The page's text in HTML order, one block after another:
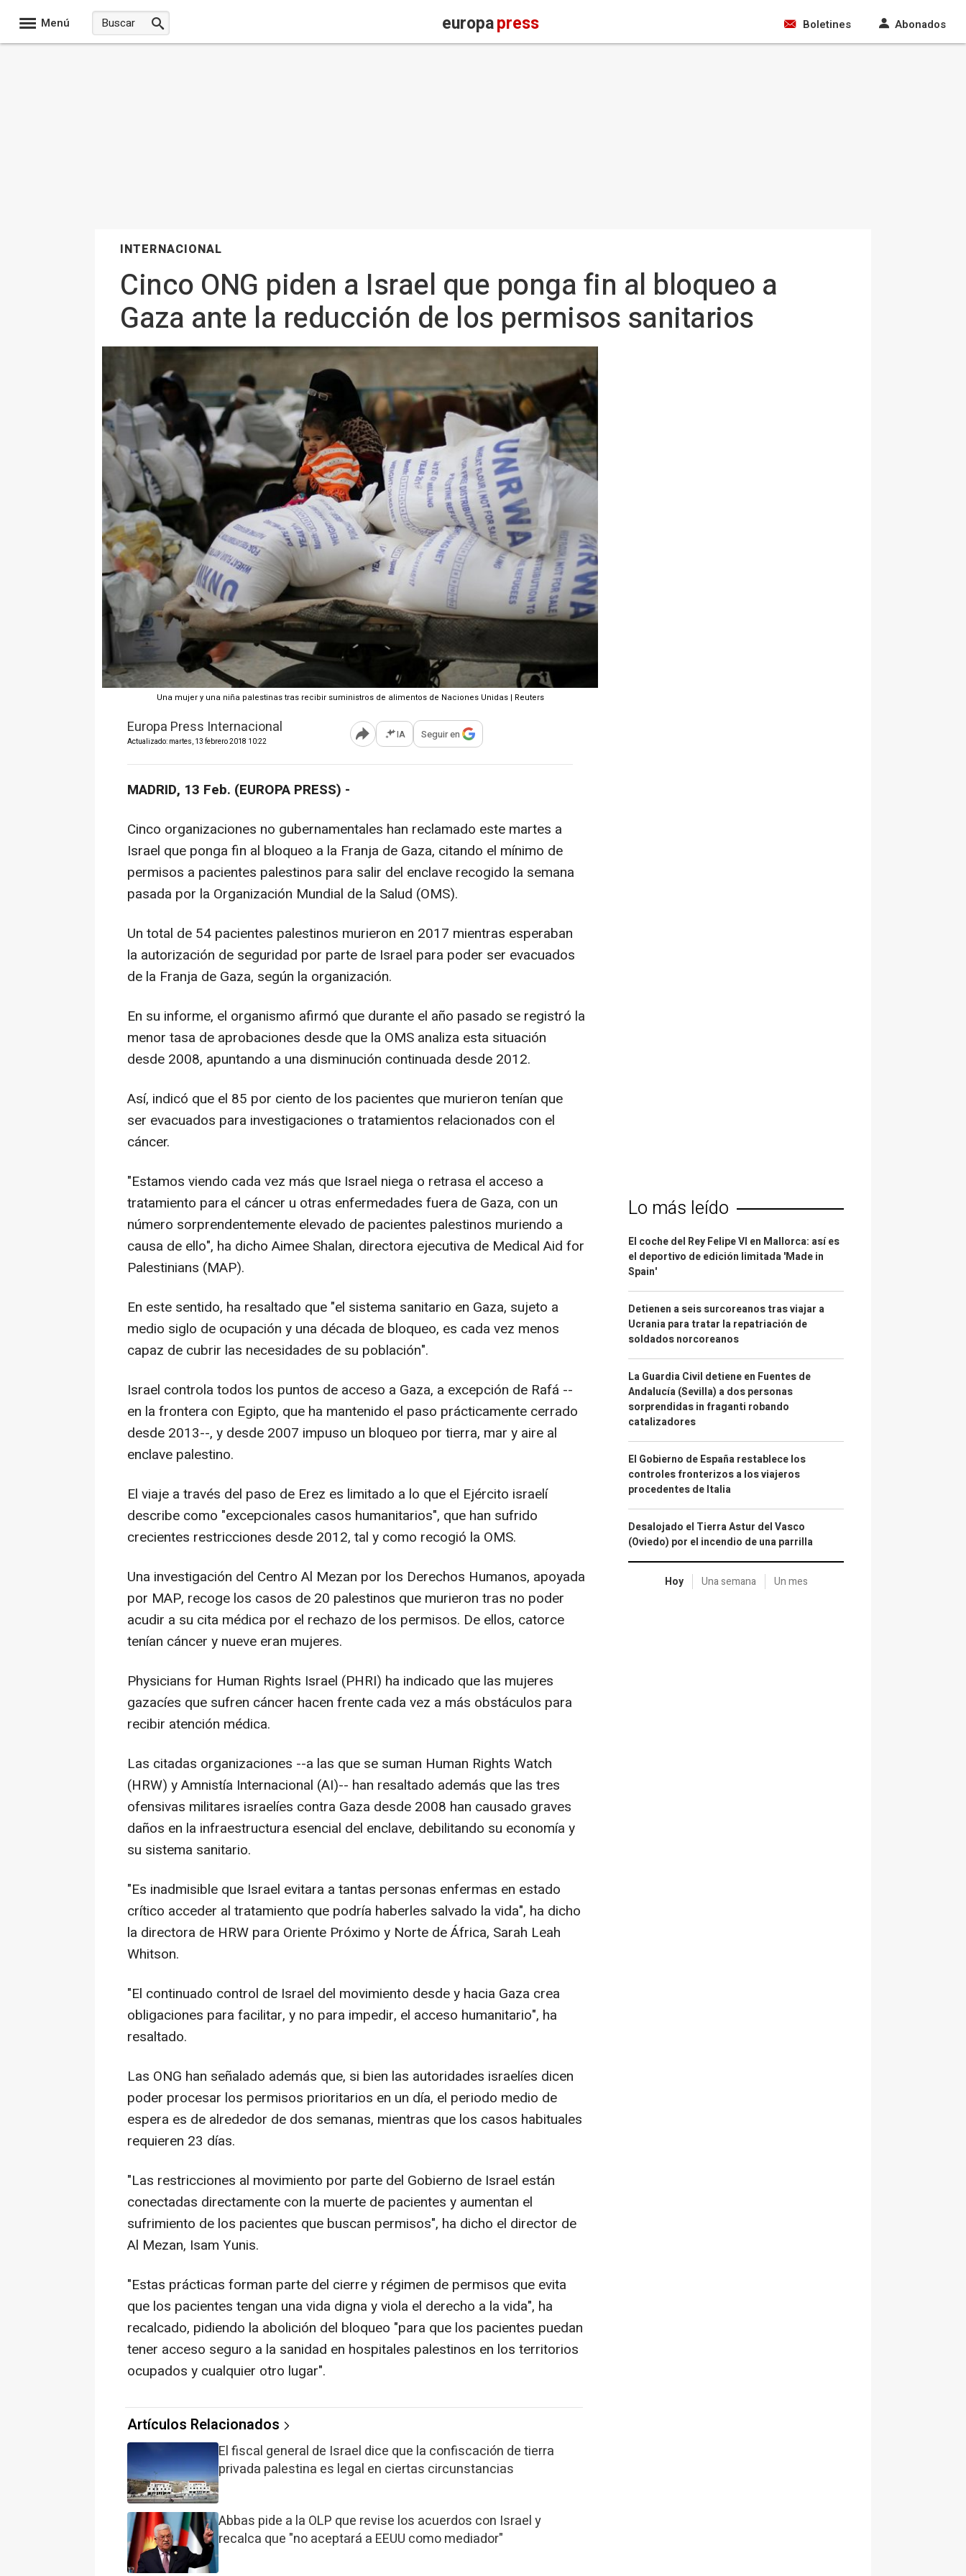
Menú europapress Boletines Abonados
INTERNACIONAL
Cinco ONG piden a Israel que ponga fin al bloqueo a
Gaza ante la reducción de los permisos sanitarios
Una mujer y una niña palestinas tras recibir suministros de alimentos de Naciones Unidas | Reuters
Europa Press Internacional
Actualizado: martes, 13 febrero 2018 10:22 Abrir opciones para compartir
IA Seguir en
MADRID, 13 Feb. (EUROPA PRESS) -
Cinco organizaciones no gubernamentales han reclamado este martes a
Israel que ponga fin al bloqueo a la Franja de Gaza, citando el mínimo de
permisos a pacientes palestinos para salir del enclave recogido la semana
pasada por la Organización Mundial de la Salud (OMS).
Un total de 54 pacientes palestinos murieron en 2017 mientras esperaban
la autorización de seguridad por parte de Israel para poder ser evacuados
de la Franja de Gaza, según la organización.
En su informe, el organismo afirmó que durante el año pasado se registró la
menor tasa de aprobaciones desde que la OMS analiza esta situación
desde 2008, apuntando a una disminución continuada desde 2012.
Así, indicó que el 85 por ciento de los pacientes que murieron tenían que
ser evacuados para investigaciones o tratamientos relacionados con el
cáncer.
"Estamos viendo cada vez más que Israel niega o retrasa el acceso a
tratamiento para el cáncer u otras enfermedades fuera de Gaza, con un
número sorprendentemente elevado de pacientes palestinos muriendo a
causa de ello", ha dicho Aimee Shalan, directora ejecutiva de Medical Aid for
Palestinians (MAP).
En este sentido, ha resaltado que "el sistema sanitario en Gaza, sujeto a
medio siglo de ocupación y una década de bloqueo, es cada vez menos
capaz de cubrir las necesidades de su población".
Israel controla todos los puntos de acceso a Gaza, a excepción de Rafá --
en la frontera con Egipto, que ha mantenido el paso prácticamente cerrado
desde 2013--, y desde 2007 impuso un bloqueo por tierra, mar y aire al
enclave palestino.
El viaje a través del paso de Erez es limitado a lo que el Ejército israelí
describe como "excepcionales casos humanitarios", que han sufrido
crecientes restricciones desde 2012, tal y como recogió la OMS.
Una investigación del Centro Al Mezan por los Derechos Humanos, apoyada
por MAP, recoge los casos de 20 palestinos que murieron tras no poder
acudir a su cita médica por el rechazo de los permisos. De ellos, catorce
tenían cáncer y nueve eran mujeres.
Physicians for Human Rights Israel (PHRI) ha indicado que las mujeres
gazacíes que sufren cáncer hacen frente cada vez a más obstáculos para
recibir atención médica.
Las citadas organizaciones --a las que se suman Human Rights Watch
(HRW) y Amnistía Internacional (AI)-- han resaltado además que las tres
ofensivas militares israelíes contra Gaza desde 2008 han causado graves
daños en la infraestructura esencial del enclave, debilitando su economía y
su sistema sanitario.
"Es inadmisible que Israel evitara a tantas personas enfermas en estado
crítico acceder al tratamiento que podría haberles salvado la vida", ha dicho
la directora de HRW para Oriente Próximo y Norte de África, Sarah Leah
Whitson.
"El continuado control de Israel del movimiento desde y hacia Gaza crea
obligaciones para facilitar, y no para impedir, el acceso humanitario", ha
resaltado.
Las ONG han señalado además que, si bien las autoridades israelíes dicen
poder procesar los permisos prioritarios en un día, el periodo medio de
espera es de alrededor de dos semanas, mientras que los casos habituales
requieren 23 días.
"Las restricciones al movimiento por parte del Gobierno de Israel están
conectadas directamente con la muerte de pacientes y aumentan el
sufrimiento de los pacientes que buscan permisos", ha dicho el director de
Al Mezan, Isam Yunis.
"Estas prácticas forman parte del cierre y régimen de permisos que evita
que los pacientes tengan una vida digna y viola el derecho a la vida", ha
recalcado, pidiendo la abolición del bloqueo "para que los pacientes puedan
tener acceso seguro a la sanidad en hospitales palestinos en los territorios
ocupados y cualquier otro lugar".
Artículos Relacionados
El fiscal general de Israel dice que la confiscación de tierra
privada palestina es legal en ciertas circunstancias
Abbas pide a la OLP que revise los acuerdos con Israel y
recalca que "no aceptará a EEUU como mediador"
Lo más leído
El coche del Rey Felipe VI en Mallorca: así es
el deportivo de edición limitada 'Made in
Spain'
Detienen a seis surcoreanos tras viajar a
Ucrania para tratar la repatriación de
soldados norcoreanos
La Guardia Civil detiene en Fuentes de
Andalucía (Sevilla) a dos personas
sorprendidas in fraganti robando
catalizadores
El Gobierno de España restablece los
controles fronterizos a los viajeros
procedentes de Italia
Desalojado el Tierra Astur del Vasco
(Oviedo) por el incendio de una parrilla
Hoy Una semana Un mes